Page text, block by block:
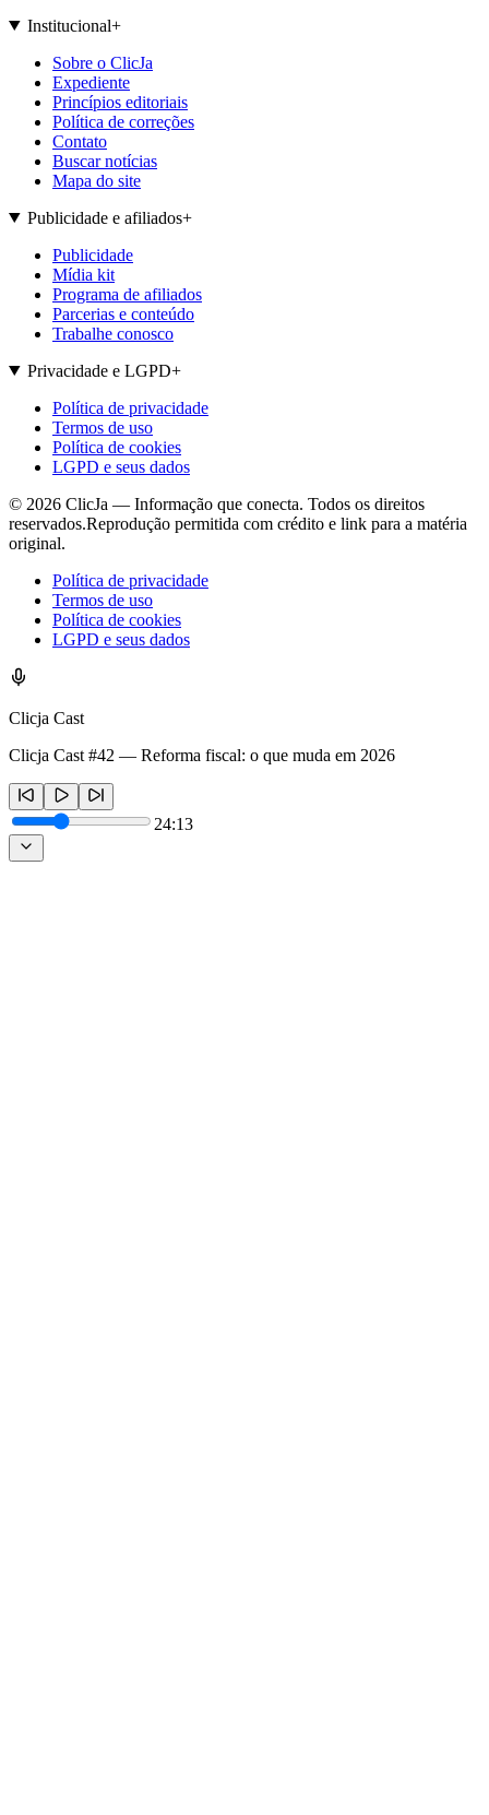
Institucional+
Sobre o ClicJa
Expediente
Princípios editoriais
Política de correções
Contato
Buscar notícias
Mapa do site
Publicidade e afiliados+
Publicidade
Mídia kit
Programa de afiliados
Parcerias e conteúdo
Trabalhe conosco
Privacidade e LGPD+
Política de privacidade
Termos de uso
Política de cookies
LGPD e seus dados
© 2026 ClicJa — Informação que conecta. Todos os direitos
reservados.Reprodução permitida com crédito e link para a matéria
original.
Política de privacidade
Termos de uso
Política de cookies
LGPD e seus dados
Clicja Cast
Clicja Cast #42 — Reforma fiscal: o que muda em 2026
24:13